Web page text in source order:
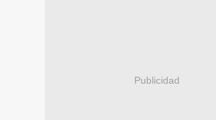
Publicidad